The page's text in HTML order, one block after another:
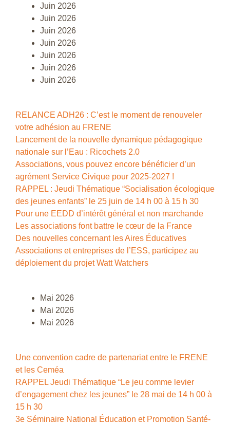
Juin 2026
Juin 2026
Juin 2026
Juin 2026
Juin 2026
Juin 2026
Juin 2026
RELANCE ADH26 : C’est le moment de renouveler
votre adhésion au FRENE
Lancement de la nouvelle dynamique pédagogique
nationale sur l’Eau : Ricochets 2.0
Associations, vous pouvez encore bénéficier d’un
agrément Service Civique pour 2025-2027 !
RAPPEL : Jeudi Thématique “Socialisation écologique
des jeunes enfants” le 25 juin de 14 h 00 à 15 h 30
Pour une EEDD d’intérêt général et non marchande
Les associations font battre le cœur de la France
Des nouvelles concernant les Aires Éducatives
Associations et entreprises de l’ESS, participez au
déploiement du projet Watt Watchers
Mai 2026
Mai 2026
Mai 2026
Une convention cadre de partenariat entre le FRENE
et les Ceméa
RAPPEL Jeudi Thématique “Le jeu comme levier
d’engagement chez les jeunes” le 28 mai de 14 h 00 à
15 h 30
3e Séminaire National Éducation et Promotion Santé-